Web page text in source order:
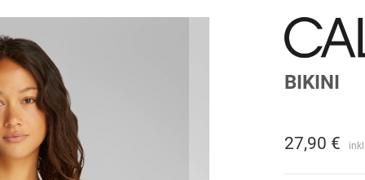
BIKINI
27,90 €